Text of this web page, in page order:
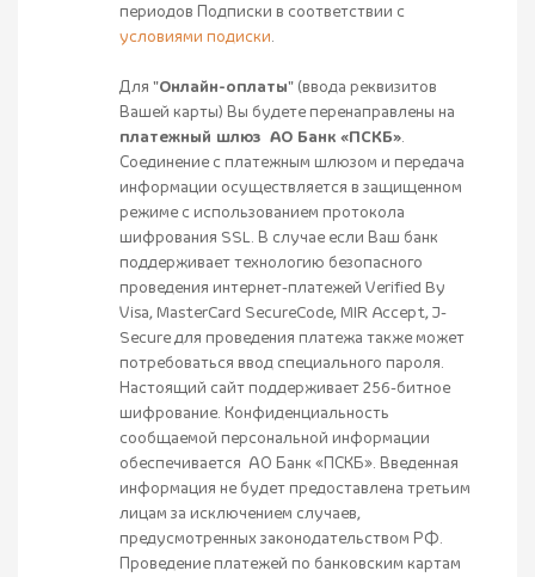
периодов Подписки в соответствии с
условиями подиски.
Для "Онлайн-оплаты" (ввода реквизитов
Вашей карты) Вы будете перенаправлены на
платежный шлюз АО Банк «ПСКБ».
Соединение с платежным шлюзом и передача
информации осуществляется в защищенном
режиме с использованием протокола
шифрования SSL. В случае если Ваш банк
поддерживает технологию безопасного
проведения интернет-платежей Verified By
Visa, MasterCard SecureCode, MIR Accept, J-
Secure для проведения платежа также может
потребоваться ввод специального пароля.
Настоящий сайт поддерживает 256-битное
шифрование. Конфиденциальность
сообщаемой персональной информации
обеспечивается АО Банк «ПСКБ». Введенная
информация не будет предоставлена третьим
лицам за исключением случаев,
предусмотренных законодательством РФ.
Проведение платежей по банковским картам